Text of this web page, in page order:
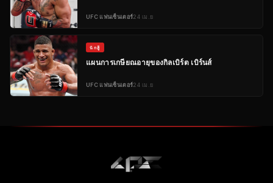
UFCแฟนเซ็นเตอร์24 เม.ย
นักสู้
แผนการเกษียณอายุของกิลเบิร์ต เบิร์นส์
UFCแฟนเซ็นเตอร์24 เม.ย